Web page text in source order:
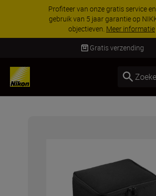
Profiteer van onze gratis service
gebruik van 5 jaar garantie op
objectieven. Meer informatie
Gratis verzending